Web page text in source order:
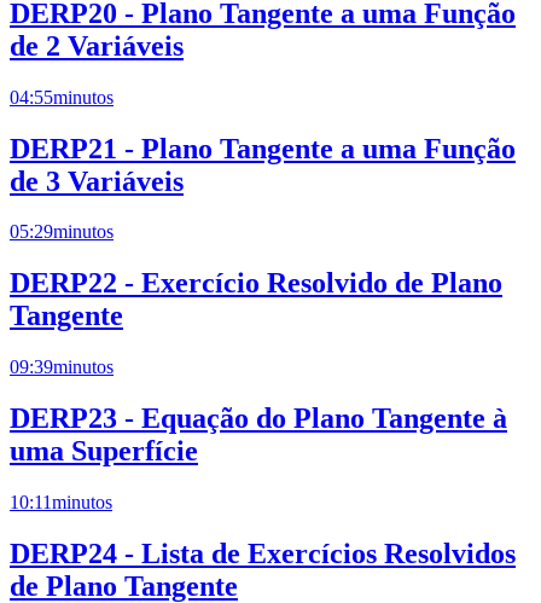
DERP20 - Plano Tangente a uma Função
de 2 Variáveis
04:55minutos
DERP21 - Plano Tangente a uma Função
de 3 Variáveis
05:29minutos
DERP22 - Exercício Resolvido de Plano
Tangente
09:39minutos
DERP23 - Equação do Plano Tangente à
uma Superfície
10:11minutos
DERP24 - Lista de Exercícios Resolvidos
de Plano Tangente